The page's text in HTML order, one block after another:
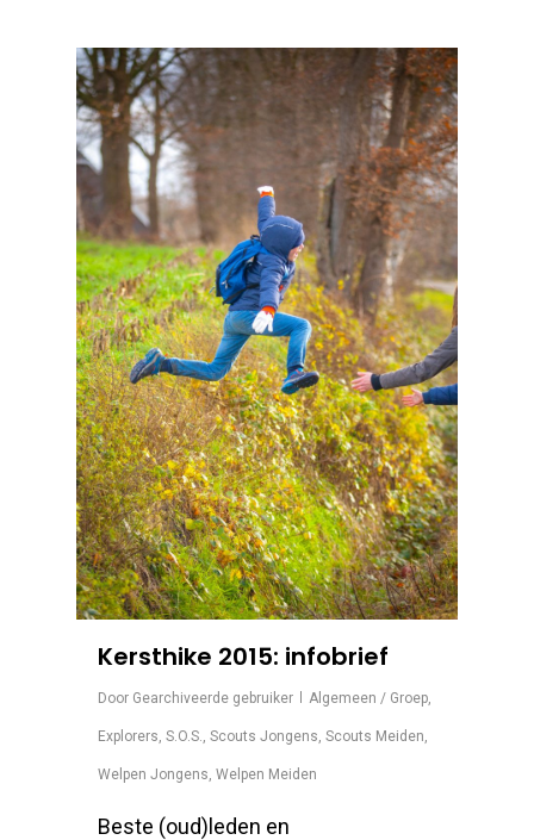
Kersthike 2015: infobrief
Door Gearchiveerde gebruiker Algemeen / Groep,
Explorers, S.O.S., Scouts Jongens, Scouts Meiden,
Welpen Jongens, Welpen Meiden
Beste (oud)leden en